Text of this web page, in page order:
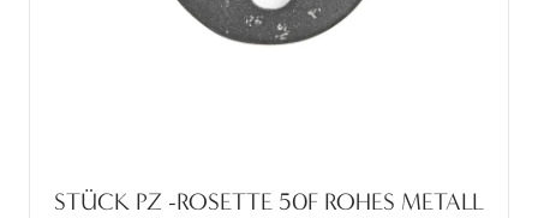
STÜCK PZ -ROSETTE 50F ROHES METALL